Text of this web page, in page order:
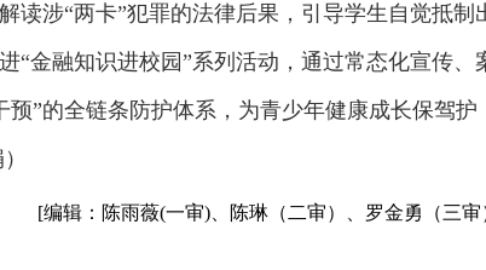
读涉“两卡”犯罪的法律后果，引导学生自觉抵制
“金融知识进校园”系列活动，通过常态化宣传、
”的全链条防护体系，为青少年健康成长保驾护
[编辑：陈雨薇(一审)、陈琳（二审）、罗金勇（三审